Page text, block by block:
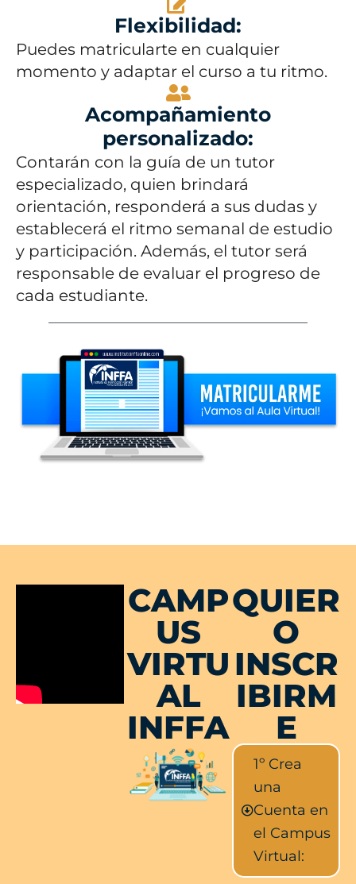
Flexibilidad:
Puedes matricularte en cualquier
momento y adaptar el curso a tu ritmo.
Acompañamiento
personalizado:
Contarán con la guía de un tutor
especializado, quien brindará
orientación, responderá a sus dudas y
establecerá el ritmo semanal de estudio
y participación. Además, el tutor será
responsable de evaluar el progreso de
cada estudiante.
CAMP
US
VIRTU
AL
INFFA
QUIER
O
INSCR
IBIRM
E
1º Crea
una
Cuenta en
el Campus
Virtual: